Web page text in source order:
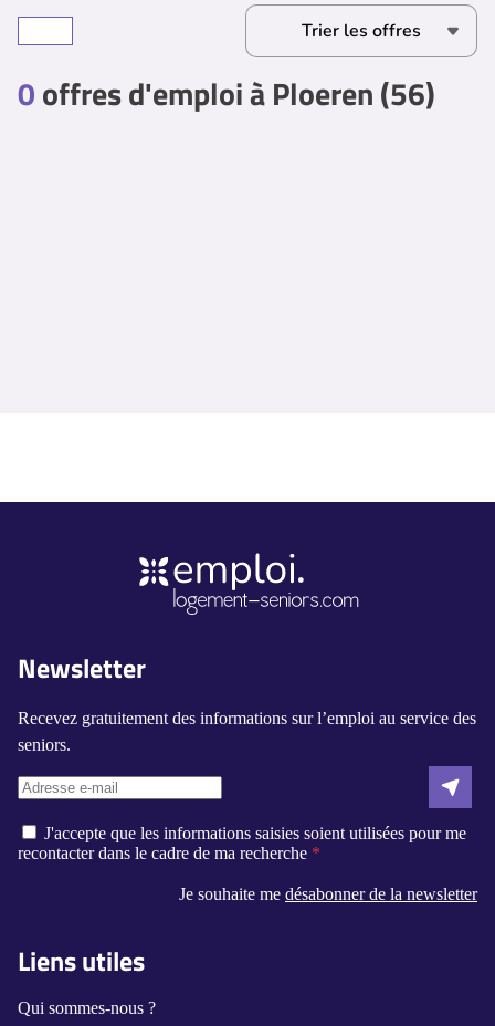
0offres d'emploi à Ploeren (56)
Newsletter
Recevez gratuitement des informations sur l’emploi au service des
seniors.
J'accepte que les informations saisies soient utilisées pour me
recontacter dans le cadre de ma recherche
Je souhaite me désabonner de la newsletter
Liens utiles
Qui sommes-nous ?